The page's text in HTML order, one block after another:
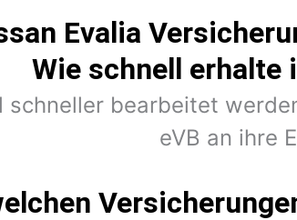
Evalia
Wie schnell erhalte
schneller bearbeitet
eVB an ihre